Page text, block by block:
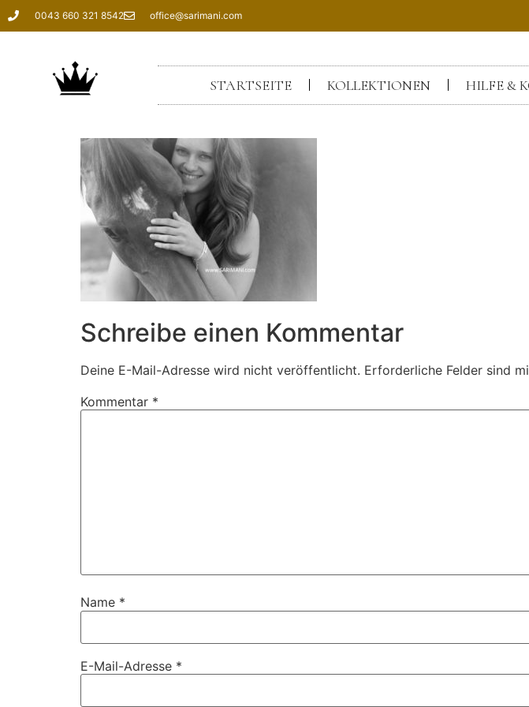
0043 660 321 8542 office@sarimani.com
STARTSEITE KOLLEKTIONEN HILFE &
Schreibe einen Kommentar
Deine E-Mail-Adresse wird nicht veröffentlicht. Erforderliche Felder sind
Kommentar *
Name *
E-Mail-Adresse *